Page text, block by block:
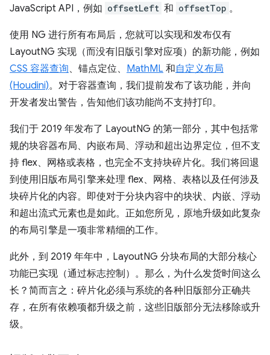
JavaScript API，例如 offsetLeft 和 offsetTop 。
使用 NG 进行所有布局后，您就可以实现和发布仅有
LayoutNG 实现（而没有旧版引擎对应项）的新功能，例如
CSS 容器查询、锚点定位、 MathML 和自定义布局
(Houdini)。对于容器查询，我们提前发布了该功能，并向
开发者发出警告，告知他们该功能尚不支持打印。
我们于 2019 年发布了 LayoutNG 的第一部分，其中包括常
规的块容器布局、内嵌布局、浮动和超出边界定位，但不支
持 flex、网格或表格，也完全不支持块碎片化。我们将回退
到使用旧版布局引擎来处理 flex、网格、表格以及任何涉及
块碎片化的内容。即使对于分块内容中的块状、内嵌、浮动
和超出流式元素也是如此。正如您所见，原地升级如此复杂
的布局引擎是一项非常精细的工作。
此外，到 2019 年年中，LayoutNG 分块布局的大部分核心
功能已实现（通过标志控制）。那么，为什么发货时间这么
长？简而言之：碎片化必须与系统的各种旧版部分正确共
存，在所有依赖项都升级之前，这些旧版部分无法移除或升
级。